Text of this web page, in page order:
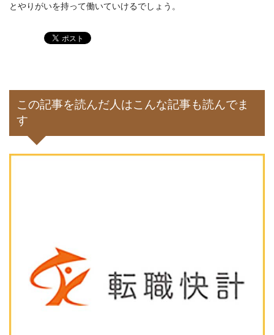
とやりがいを持って働いていけるでしょう。
この記事を読んだ人はこんな記事も読んでま
す